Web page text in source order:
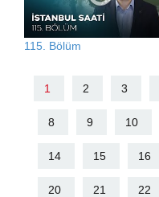
115. Bölüm
1 2 3
8 9 10
14 15 16
20 21 22